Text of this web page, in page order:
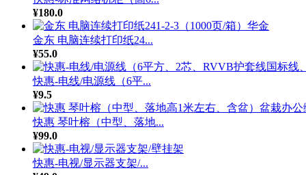
¥180.0
金东 电脑连续打印纸24...
¥55.0
快惠-电线/电源线（6平...
¥9.5
快惠 琴叶榕（中型、落地...
¥99.0
快惠-电视/显示器支架/...